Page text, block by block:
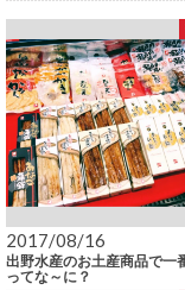
2017/08/16
出野水産のお土産商品で一
ってな～に？